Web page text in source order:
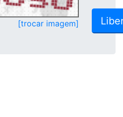
[trocar imagem]